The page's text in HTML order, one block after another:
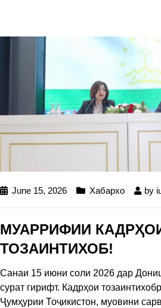
June 15, 2026 Хабархо by
МУАРРИФИИ
ТОЗАИНТИХОБ!
Санаи 15 июни соли 2026 дар
сурат гирифт. Кадрҳои
Ҷумҳурии Тоҷикистон, муовини